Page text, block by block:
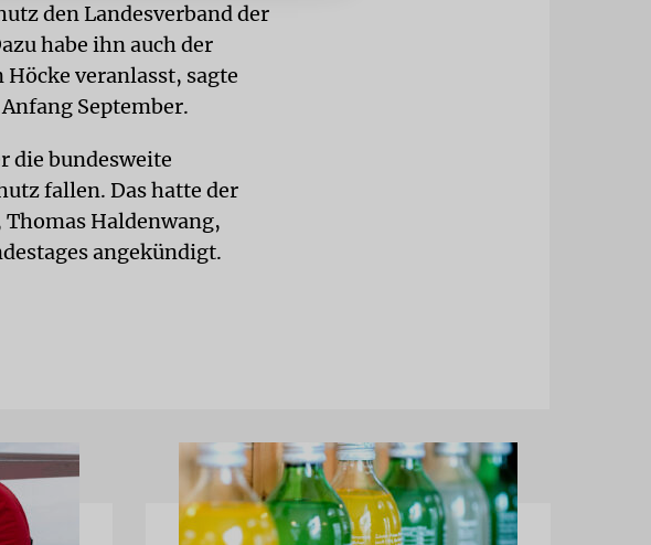
den Landesverband der
habe ihn auch der
veranlasst, sagte
September.
die bundesweite
fallen. Das hatte der
Thomas Haldenwang,
angekündigt.